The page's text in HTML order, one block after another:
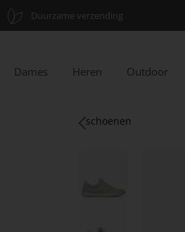
Duurzame verzending
Dames Heren Outdoor
schoenen